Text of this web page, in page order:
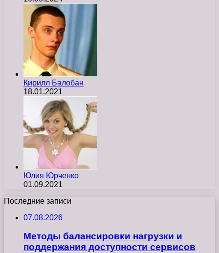
Кирилл Балобан
18.01.2021
Юлия Юрченко
01.09.2021
Последние записи
07.08.2026
Методы балансировки нагрузки и
поддержания доступности сервисов